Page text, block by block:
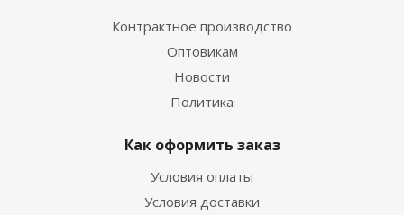
Контрактное производство
Оптовикам
Новости
Политика
Как оформить заказ
Условия оплаты
Условия доставки